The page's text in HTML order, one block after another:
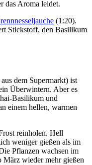
das Aroma leidet.
(1:20).
Stickstoff, den Basilikum
dem Supermarkt) ist
Überwintern. Aber es
Basilikum und
einem hellen, warmen
reinholen. Hell
weniger gießen als im
Pflanzen wachsen im
März wieder mehr gießen